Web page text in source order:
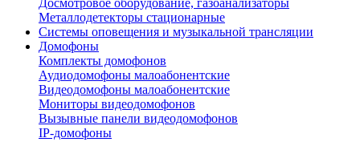
Досмотровое оборудование, газоанализаторы
Металлодетекторы стационарные
Системы оповещения и музыкальной трансляции
Домофоны
Комплекты домофонов
Аудиодомофоны малоабонентские
Видеодомофоны малоабонентские
Мониторы видеодомофонов
Вызывные панели видеодомофонов
IP-домофоны